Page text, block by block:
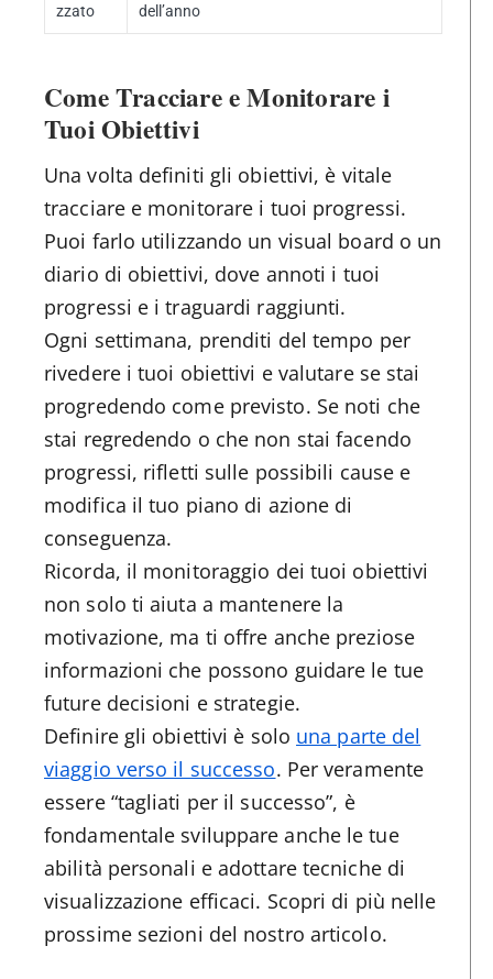
zzato
dell’anno
Come Tracciare e Monitorare i
Tuoi Obiettivi
Una volta definiti gli obiettivi, è vitale
tracciare e monitorare i tuoi progressi.
Puoi farlo utilizzando un visual board o un
diario di obiettivi, dove annoti i tuoi
progressi e i traguardi raggiunti.
Ogni settimana, prenditi del tempo per
rivedere i tuoi obiettivi e valutare se stai
progredendo come previsto. Se noti che
stai regredendo o che non stai facendo
progressi, rifletti sulle possibili cause e
modifica il tuo piano di azione di
conseguenza.
Ricorda, il monitoraggio dei tuoi obiettivi
non solo ti aiuta a mantenere la
motivazione, ma ti offre anche preziose
informazioni che possono guidare le tue
future decisioni e strategie.
Definire gli obiettivi è solo una parte del
viaggio verso il successo. Per veramente
essere “tagliati per il successo”, è
fondamentale sviluppare anche le tue
abilità personali e adottare tecniche di
visualizzazione efficaci. Scopri di più nelle
prossime sezioni del nostro articolo.